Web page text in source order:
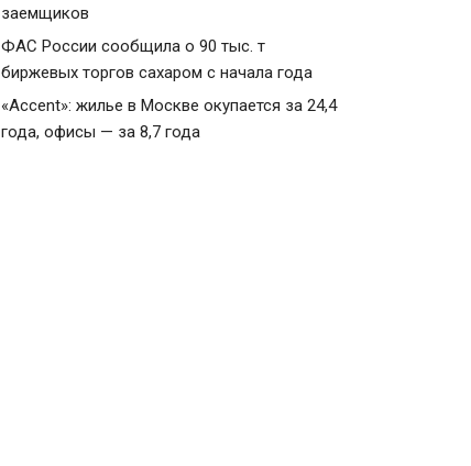
заемщиков
ФАС России сообщила о 90 тыс. т
биржевых торгов сахаром с начала года
«Accent»: жилье в Москве окупается за 24,4
года, офисы — за 8,7 года